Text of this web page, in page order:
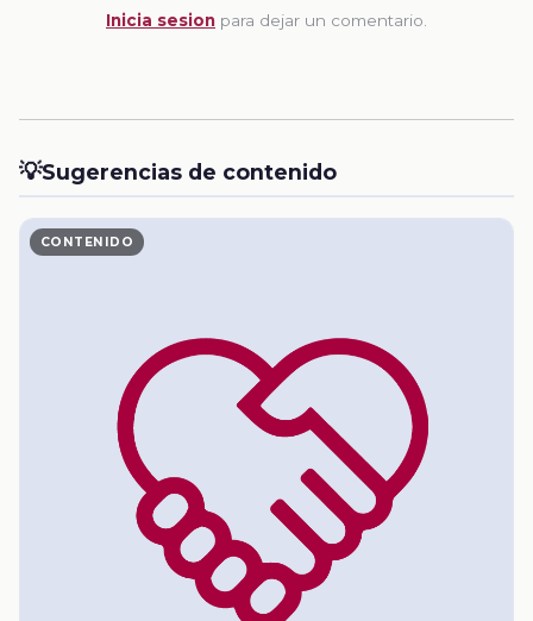
Inicia sesion para dejar un comentario.
💡Sugerencias de contenido
CONTENIDO